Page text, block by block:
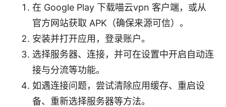
在 Google Play 下载喵云vpn 客户端，或从
官方网站获取 APK（确保来源可信）。
安装并打开应用，登录账户。
选择服务器、连接，并可在设置中开启自动连
接与分流等功能。
如遇连接问题，尝试清除应用缓存、重启设
备、重新选择服务器等方法。